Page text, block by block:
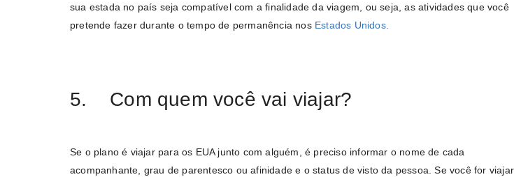
sua estada no país seja compatível com a finalidade da viagem, ou seja, as atividades que você
pretende fazer durante o tempo de permanência nos Estados Unidos.
5. Com quem você vai viajar?
Se o plano é viajar para os EUA junto com alguém, é preciso informar o nome de cada
acompanhante, grau de parentesco ou afinidade e o status de visto da pessoa. Se você for viajar